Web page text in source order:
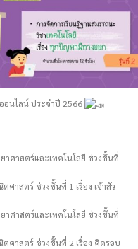
นไลน์ ประจำปี 2566
าศาสตร์และเทคโนโลยี ช่วงชั้นที่
ศาสตร์ ช่วงชั้นที่ 1 เรื่อง เจ้าสัว
าศาสตร์และเทคโนโลยี ช่วงชั้นที่
ศาสตร์ ช่วงชั้นที่ 2 เรื่อง คิดรอบ